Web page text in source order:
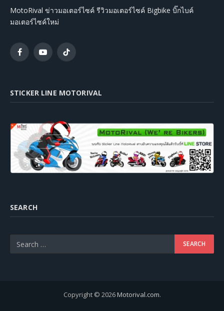
MotoRival ข่าวมอเตอร์ไซค์ รีวิวมอเตอร์ไซค์ Bigbike บิ๊กไบค์
มอเตอร์ไซค์ใหม่
FacebookYouTubeTikTok
STICKER LINE MOTORIVAL
SEARCH
Copyright © 2026Motorival.com.